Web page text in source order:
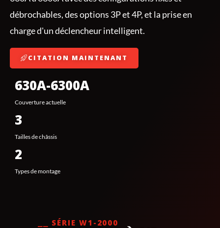
débrochables, des options 3P et 4P, et la prise en
charge d'un déclencheur intelligent.
CITATION MAINTENANT
630A-6300A
Couverture actuelle
3
Tailles de châssis
2
Types de montage
⎯⎯ SÉRIE W1-2000